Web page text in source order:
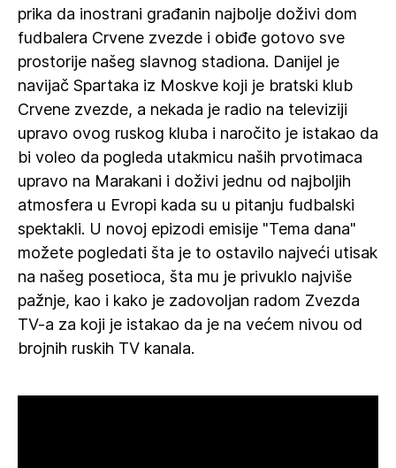
prika da inostrani građanin najbolje doživi dom
fudbalera Crvene zvezde i obiđe gotovo sve
prostorije našeg slavnog stadiona. Danijel je
navijač Spartaka iz Moskve koji je bratski klub
Crvene zvezde, a nekada je radio na televiziji
upravo ovog ruskog kluba i naročito je istakao da
bi voleo da pogleda utakmicu naših prvotimaca
upravo na Marakani i doživi jednu od najboljih
atmosfera u Evropi kada su u pitanju fudbalski
spektakli. U novoj epizodi emisije "Tema dana"
možete pogledati šta je to ostavilo najveći utisak
na našeg posetioca, šta mu je privuklo najviše
pažnje, kao i kako je zadovoljan radom Zvezda
TV-a za koji je istakao da je na većem nivou od
brojnih ruskih TV kanala.